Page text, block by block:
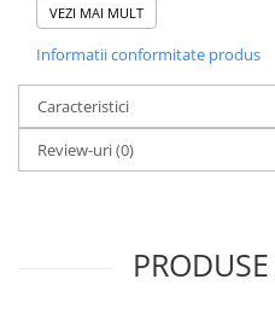
Stabilizatoare de tensiune
Periferice
Periferice PC
Hard Disk-uri & SSD-uri externe
Tastaturi
Accesorii UPS-uri
VEZI MAI MULT
Informatii conformitate produs
Caracteristici
Review-uri(0)